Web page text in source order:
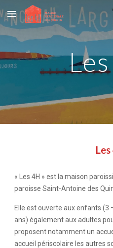
Skip to main content
« Les 4H » est la maison
paroisse Saint-Antoine des
Elle est ouverte aux enfants (3
ans) également aux adultes
proposent notamment un
accueil périscolaire les autres